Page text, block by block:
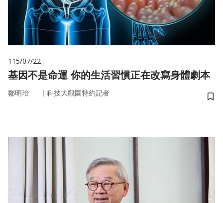
115/07/22
基因不是命運 你的生活習慣正在改寫身體劇本
鄒明珆 ｜ 科技大觀園特約記者
儲